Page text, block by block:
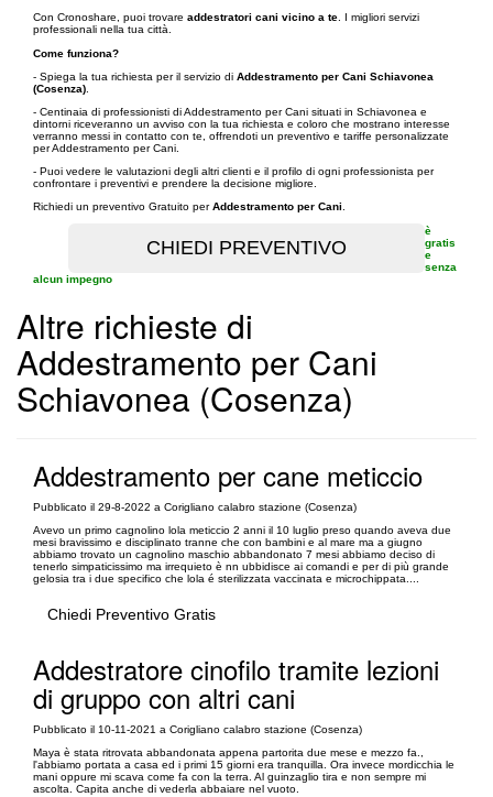
Con Cronoshare, puoi trovare addestratori cani vicino a te . I migliori servizi
professionali nella tua città.
Come funziona?
- Spiega la tua richiesta per il servizio di Addestramento per Cani Schiavonea
(Cosenza)
- Centinaia di professionisti di Addestramento per Cani situati in Schiavonea e
dintorni riceveranno un avviso con la tua richiesta e coloro che mostrano interesse
verranno messi in contatto con te, offrendoti un preventivo e tariffe personalizzate
per Addestramento per Cani.
- Puoi vedere le valutazioni degli altri clienti e il profilo di ogni professionista per
confrontare i preventivi e prendere la decisione migliore.
Richiedi un preventivo Gratuito perAddestramento per Cani
è
gratis
e
senza
alcun impegno
Altre richieste di
Addestramento per Cani
Schiavonea (Cosenza)
Addestramento per cane meticcio
Pubblicato il 29-8-2022 a Corigliano calabro stazione (Cosenza)
Avevo un primo cagnolino lola meticcio 2 anni il 10 luglio preso quando aveva due
mesi bravissimo e disciplinato tranne che con bambini e al mare ma a giugno
abbiamo trovato un cagnolino maschio abbandonato 7 mesi abbiamo deciso di
tenerlo simpaticissimo ma irrequieto è nn ubbidisce ai comandi e per di più grande
gelosia tra i due specifico che lola é sterilizzata vaccinata e microchippata....
Chiedi Preventivo Gratis
Addestratore cinofilo tramite lezioni
di gruppo con altri cani
Pubblicato il 10-11-2021 a Corigliano calabro stazione (Cosenza)
Maya è stata ritrovata abbandonata appena partorita due mese e mezzo fa.,
l'abbiamo portata a casa ed i primi 15 giorni era tranquilla. Ora invece mordicchia le
mani oppure mi scava come fa con la terra. Al guinzaglio tira e non sempre mi
ascolta. Capita anche di vederla abbaiare nel vuoto.